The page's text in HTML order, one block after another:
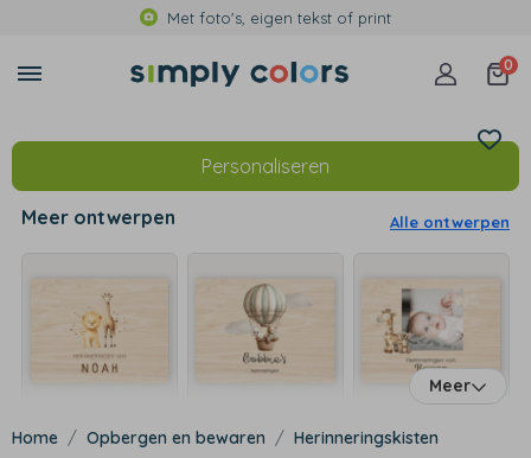
Met foto's, eigen tekst of print
0
Personaliseren
Meer ontwerpen Alle ontwerpen
Meer
Opbergen en bewaren Herinneringskisten